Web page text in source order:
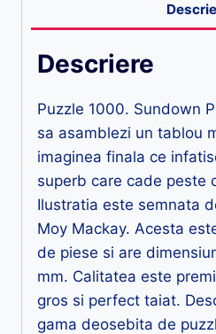
Descriere
Puzzle 1000. Sundown
sa asamblezi un tablou
imaginea finala ce
superb care cade peste
Ilustratia este semnata
Moy Mackay. Acesta
de piese si are
mm. Calitatea este
gros si perfect taiat.
gama deosebita de